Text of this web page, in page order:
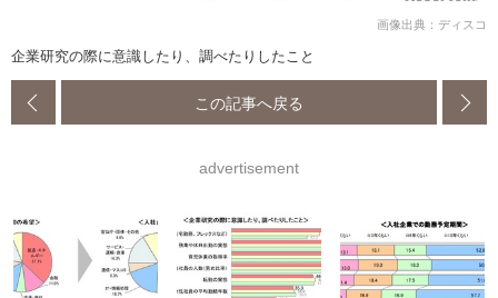
画像出典：ディスコ
企業研究の際に意識したり、調べたりしたこと
この記事へ戻る
advertisement